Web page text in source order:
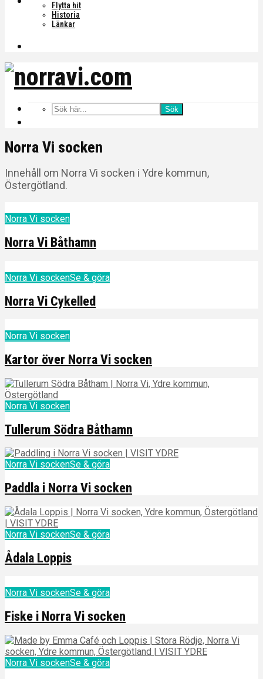
Flytta hit
Historia
Länkar
Sök
Norra Vi socken
Innehåll om Norra Vi socken i Ydre kommun,
Östergötland.
Norra Vi socken
Norra Vi Båthamn
Norra Vi sockenSe & göra
Norra Vi Cykelled
Norra Vi socken
Kartor över Norra Vi socken
Norra Vi socken
Tullerum Södra Båthamn
Norra Vi sockenSe & göra
Paddla i Norra Vi socken
Norra Vi sockenSe & göra
Ådala Loppis
Norra Vi sockenSe & göra
Fiske i Norra Vi socken
Norra Vi sockenSe & göra